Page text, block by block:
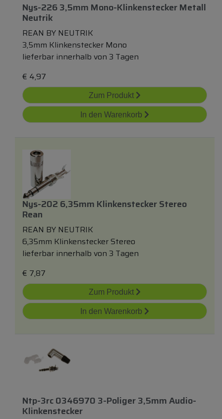
Nys-226 3,5mm Mono-Klinkenstecker Metall
Neutrik
REAN BY NEUTRIK
3,5mm Klinkenstecker Mono
lieferbar innerhalb von 3 Tagen
€ 4,97
Zum Produkt
In den Warenkorb
Nys-202 6,35mm Klinkenstecker Stereo
Rean
REAN BY NEUTRIK
6,35mm Klinkenstecker Stereo
lieferbar innerhalb von 3 Tagen
€ 7,87
Zum Produkt
In den Warenkorb
Ntp-3rc 0346970 3-Poliger 3,5mm Audio-
Klinkenstecker